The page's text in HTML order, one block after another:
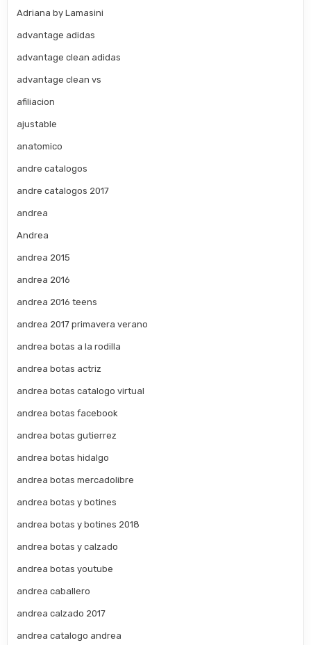
Adriana by Lamasini
advantage adidas
advantage clean adidas
advantage clean vs
afiliacion
ajustable
anatomico
andre catalogos
andre catalogos 2017
andrea
Andrea
andrea 2015
andrea 2016
andrea 2016 teens
andrea 2017 primavera verano
andrea botas a la rodilla
andrea botas actriz
andrea botas catalogo virtual
andrea botas facebook
andrea botas gutierrez
andrea botas hidalgo
andrea botas mercadolibre
andrea botas y botines
andrea botas y botines 2018
andrea botas y calzado
andrea botas youtube
andrea caballero
andrea calzado 2017
andrea catalogo andrea